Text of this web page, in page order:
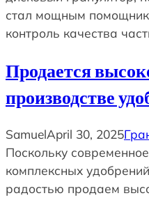
стал мощным
контроль качества
Продается
производстве
SamuelApril 30, 2025
Поскольку
комплексных
радостью продаем